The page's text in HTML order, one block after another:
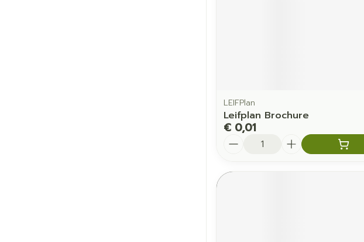
LEIFPlan
Leifplan Brochure
€ 0,01